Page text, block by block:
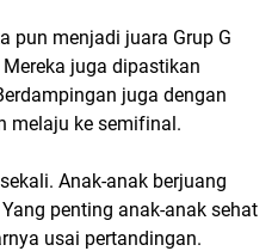
pun menjadi juara Grup G
juga dipastikan
juga dengan
melaju ke semifinal.
Anak-anak berjuang
penting anak-anak sehat
usai pertandingan.